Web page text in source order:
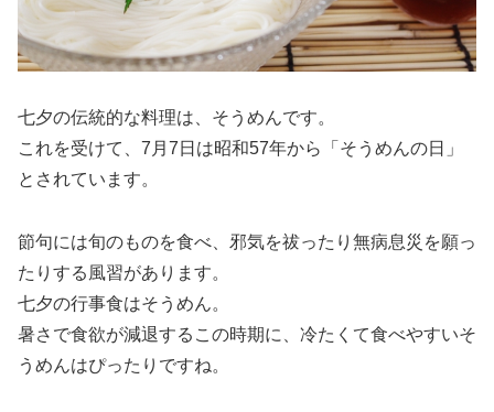
七夕の伝統的な料理は、そうめんです。
これを受けて、7月7日は昭和57年から「そうめんの日」
とされています。
節句には旬のものを食べ、邪気を祓ったり無病息災を願っ
たりする風習があります。
七夕の行事食はそうめん。
暑さで食欲が減退するこの時期に、冷たくて食べやすいそ
うめんはぴったりですね。